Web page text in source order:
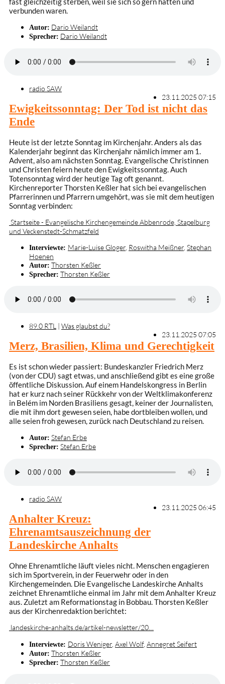
verbunden waren.
Autor: Dario Weilandt
Sprecher: Dario Weilandt
radio SAW
23.11.2025 07:15
Ewigkeitssonntag: Der Tod ist nicht das
Ende
Heute ist der letzte Sonntag im Kirchenjahr. Anders als das
Kalenderjahr beginnt das Kirchenjahr nämlich immer am 1.
Advent, also am nächsten Sonntag. Evangelische Christinnen
und Christen feiern heute den Ewigkeitssonntag. Auch
Totensonntag wird der heutige Tag oft genannt.
Kirchenreporter Thorsten Keßler hat sich bei evangelischen
Pfarrerinnen und Pfarrern umgehört, was sie mit dem heutigen
Sonntag verbinden:
Startseite - Evangelische Kirchengemeinde Abbenrode, Stapelburg
und Veckenstedt-Schmatzfeld
Interviewte: Marie-Luise Gloger Roswitha Meißner Stephan
Hoenen
Autor: Thorsten Keßler
Sprecher: Thorsten Keßler
89.0 RTL | Was glaubst du?
23.11.2025 07:05
Merz, Brasilien, Klima und Gerechtigkeit
Es ist schon wieder passiert: Bundeskanzler Friedrich Merz
(von der CDU) sagt etwas, und anschließend gibt es eine große
öffentliche Diskussion. Auf einem Handelskongress in Berlin
hat er kurz nach seiner Rückkehr von der Weltklimakonferenz
in Belém im Norden Brasiliens gesagt, keiner der Journalisten,
die mit ihm dort gewesen seien, habe dortbleiben wollen, und
alle seien froh gewesen, zurück nach Deutschland zu reisen.
Autor: Stefan Erbe
Sprecher: Stefan Erbe
radio SAW
23.11.2025 06:45
Anhalter Kreuz:
Ehrenamtsauszeichnung der
Landeskirche Anhalts
Ohne Ehrenamtliche läuft vieles nicht. Menschen engagieren
sich im Sportverein, in der Feuerwehr oder in den
Kirchengemeinden. Die Evangelische Landeskirche Anhalts
zeichnet Ehrenamtliche einmal im Jahr mit dem Anhalter Kreuz
aus. Zuletzt am Reformationstag in Bobbau. Thorsten Keßler
aus der Kirchenredaktion berichtet:
landeskirche-anhalts.de/artikel-newsletter/20…
Interviewte: Doris Weniger Axel Wolf, Annegret Seifert
Autor: Thorsten Keßler
Sprecher: Thorsten Keßler